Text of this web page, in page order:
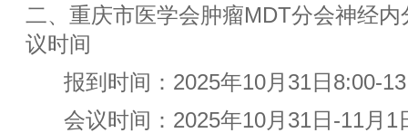
⼆、重庆市医学会肿瘤MDT分会神经
议时间
报到时间：2025年10⽉31⽇8:00-
会议时间：2025年10⽉31⽇-11⽉1